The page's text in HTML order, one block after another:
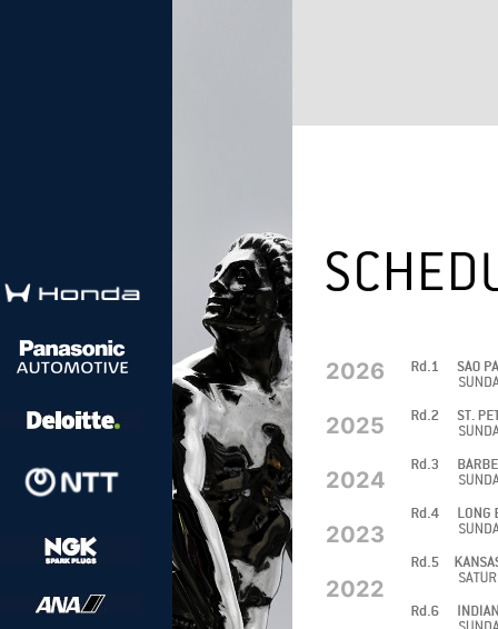
2026
2025
2024
2023
2022